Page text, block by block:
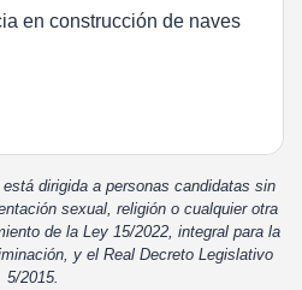
en construcción de naves
dirigida a personas candidatas sin
sexual, religión o cualquier otra
de la Ley 15/2022, integral para la
y el Real Decreto Legislativo
5/2015.